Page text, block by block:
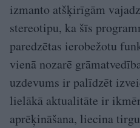
izmanto atšķirīgām
stereotipu, ka šīs
paredzētas ierobežotu
vienā nozarē
uzdevums ir palīdzēt
lielākā aktualitāte ir
aprēķināšana, liecina